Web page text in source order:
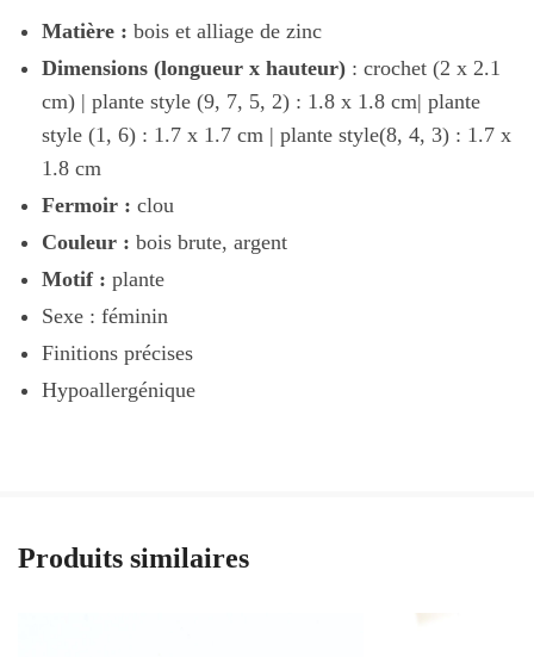
Matière : bois et alliage de zinc
Dimensions (longueur x hauteur) : crochet (2 x 2.1
cm) | plante style (9, 7, 5, 2) : 1.8 x 1.8 cm| plante
style (1, 6) : 1.7 x 1.7 cm | plante style(8, 4, 3) : 1.7 x
1.8 cm
Fermoir : clou
Couleur : bois brute, argent
Motif : plante
Sexe : féminin
Finitions précises
Hypoallergénique
Produits similaires